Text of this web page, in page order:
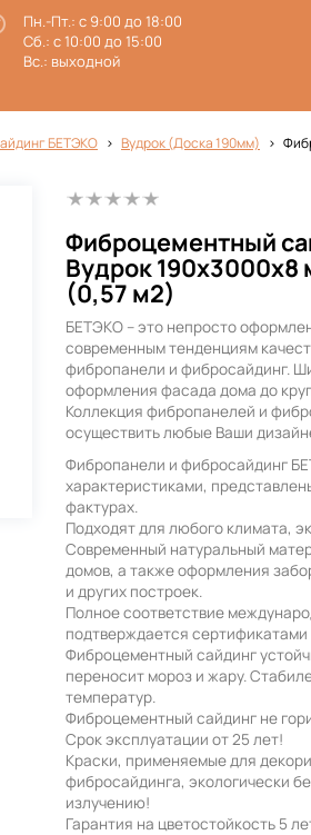
Пн.-Пт.: с 9:00 до 18:00
Сб.: с 10:00 до 15:00
Вс.: выходной
БЕТЭКО Вудрок (Доска 190мм)
Фиброцементный
Вудрок 190х3000х8
(0,57 м2)
БЕТЭКО – это непросто
современным тенденциям
фибропанели и фибросайдинг.
оформления фасада дома до
Коллекция фибропанелей и
осуществить любые Ваши
Фибропанели и фибросайдинг
характеристиками,
фактурах.
Подходят для любого климата,
Современный натуральный
домов, а также оформления
и других построек.
Полное соответствие
подтверждается
Фиброцементный сайдинг
переносит мороз и жару.
температур.
Фиброцементный сайдинг не
Срок эксплуатации от 25 лет!
Краски, применяемые для
фибросайдинга, экологически
излучению!
Гарантия на цветостойкость 5